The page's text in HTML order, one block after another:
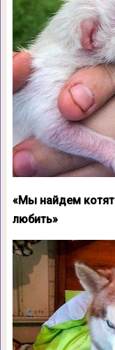
«Мы найдем
любить»